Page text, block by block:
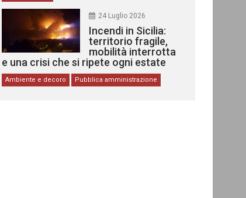
24 Luglio 2026
Incendi in Sicilia:
territorio fragile,
mobilità interrotta
e una crisi che si ripete ogni estate
Ambiente e decoro Pubblica amministrazione